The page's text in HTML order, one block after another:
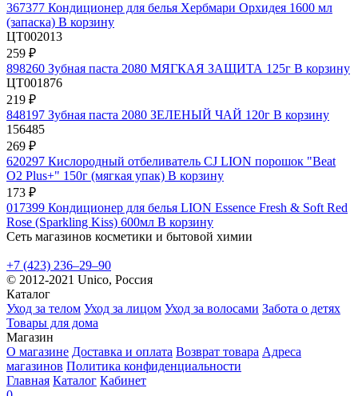
367377 Кондиционер для белья Хербмари Орхидея 1600 мл
(запаска) В корзину
ЦТ002013
259 ₽
898260 Зубная паста 2080 МЯГКАЯ ЗАЩИТА 125г В корзину
ЦТ001876
219 ₽
848197 Зубная паста 2080 ЗЕЛЕНЫЙ ЧАЙ 120г В корзину
156485
269 ₽
620297 Кислородный отбеливатель CJ LION порошок "Beat
O2 Plus+" 150г (мягкая упак) В корзину
173 ₽
017399 Кондиционер для белья LION Essence Fresh & Soft Red
Rose (Sparkling Kiss) 600мл В корзину
Сеть магазинов косметики и бытовой химии
+7 (423) 236‒29‒90
© 2012-2021 Unico, Россия
Каталог
Уход за телом Уход за лицом Уход за волосами Забота о детях
Товары для дома
Магазин
О магазине Доставка и оплата Возврат товара Адреса
магазинов Политика конфиденциальности
Главная Каталог Кабинет